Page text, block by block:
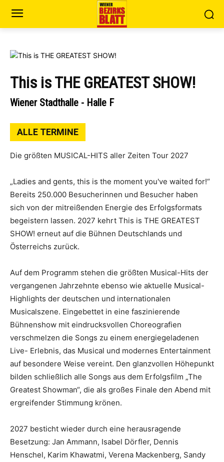
This is THE GREATEST SHOW!
Wiener Stadthalle - Halle F
ALLE TERMINE
Die größten MUSICAL-HITS aller Zeiten Tour 2027
„Ladies and gents, this is the moment you've waited for!“
Bereits 250.000 Besucherinnen und Besucher haben
sich von der mitreißenden Energie des Erfolgsformats
begeistern lassen. 2027 kehrt This is THE GREATEST
SHOW! erneut auf die Bühnen Deutschlands und
Österreichs zurück.
Auf dem Programm stehen die größten Musical-Hits der
vergangenen Jahrzehnte ebenso wie aktuelle Musical-
Highlights der deutschen und internationalen
Musicalszene. Eingebettet in eine faszinierende
Bühnenshow mit eindrucksvollen Choreografien
verschmelzen die Songs zu einem energiegeladenen
Live- Erlebnis, das Musical und modernes Entertainment
auf besondere Weise vereint. Den glanzvollen Höhepunkt
bilden schließlich alle Songs aus dem Erfolgsfilm „The
Greatest Showman“, die als großes Finale den Abend mit
ergreifender Stimmung krönen.
2027 besticht wieder durch eine herausragende
Besetzung: Jan Ammann, Isabel Dörfler, Dennis
Henschel, Karim Khawatmi, Verena Mackenberg, Sandy